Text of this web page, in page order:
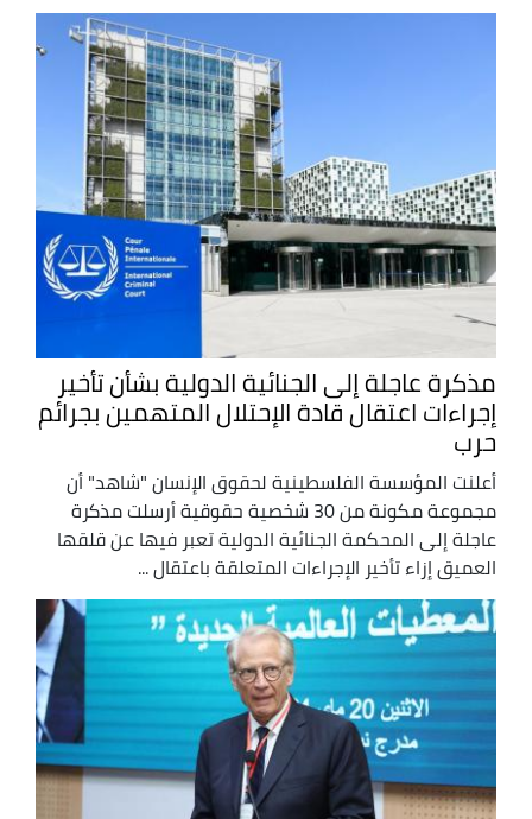
مذكرة عاجلة إلى الجنائية الدولية بشأن تأخير
إجراءات اعتقال قادة الإحتلال المتهمين بجرائم
حرب
أعلنت المؤسسة الفلسطينية لحقوق الإنسان "شاهد" أن
مجموعة مكونة من 30 شخصية حقوقية أرسلت مذكرة
عاجلة إلى المحكمة الجنائية الدولية تعبر فيها عن قلقها
العميق إزاء تأخير الإجراءات المتعلقة باعتقال ...